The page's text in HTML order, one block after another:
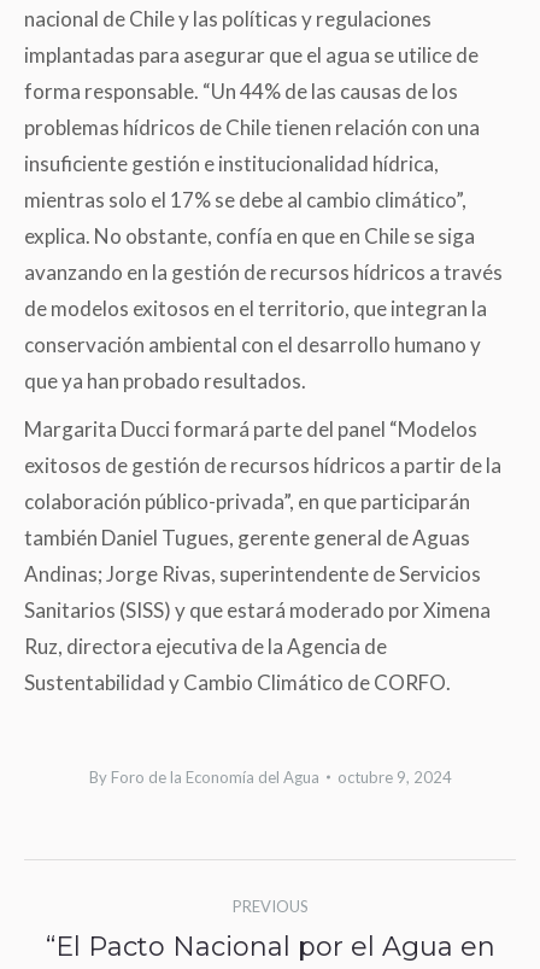
nacional de Chile y las políticas y regulaciones
implantadas para asegurar que el agua se utilice de
forma responsable. “Un 44% de las causas de los
problemas hídricos de Chile tienen relación con una
insuficiente gestión e institucionalidad hídrica,
mientras solo el 17% se debe al cambio climático”,
explica. No obstante, confía en que en Chile se siga
avanzando en la gestión de recursos hídricos a través
de modelos exitosos en el territorio, que integran la
conservación ambiental con el desarrollo humano y
que ya han probado resultados.
Margarita Ducci formará parte del panel “Modelos
exitosos de gestión de recursos hídricos a partir de la
colaboración público-privada”, en que participarán
también Daniel Tugues, gerente general de Aguas
Andinas; Jorge Rivas, superintendente de Servicios
Sanitarios (SISS) y que estará moderado por Ximena
Ruz, directora ejecutiva de la Agencia de
Sustentabilidad y Cambio Climático de CORFO.
By Foro de la Economía del Agua octubre 9, 2024
navigation
PREVIOUS
“El Pacto Nacional por el Agua en